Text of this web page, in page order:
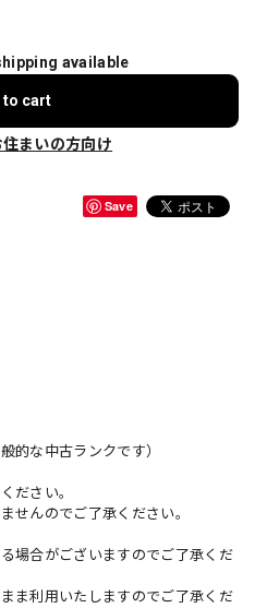
available
to cart
住まいの方向け
Save
的な中古ランクです）
ださい。
せんのでご了承ください。
場合がございますのでご了承くだ
ま利用いたしますのでご了承くだ